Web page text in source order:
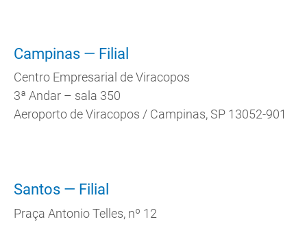
Campinas — Filial
Centro Empresarial de Viracopos
3ª Andar – sala 350
Aeroporto de Viracopos / Campinas, SP 13052-901
Santos — Filial
Praça Antonio Telles, nº 12